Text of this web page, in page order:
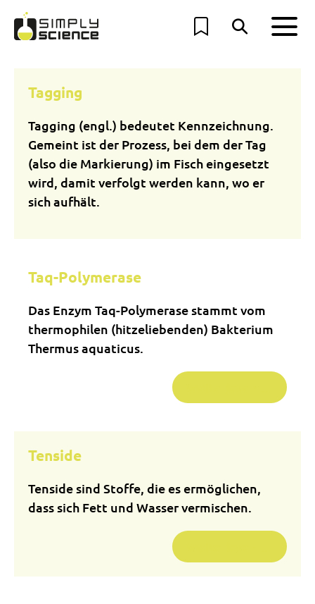
Tagging
Tagging (engl.) bedeutet Kennzeichnung.
Gemeint ist der Prozess, bei dem der Tag
(also die Markierung) im Fisch eingesetzt
wird, damit verfolgt werden kann, wo er
sich aufhält.
Taq-Polymerase
Das Enzym Taq-Polymerase stammt vom
thermophilen (hitzeliebenden) Bakterium
Thermus aquaticus.
Tenside
Tenside sind Stoffe, die es ermöglichen,
dass sich Fett und Wasser vermischen.